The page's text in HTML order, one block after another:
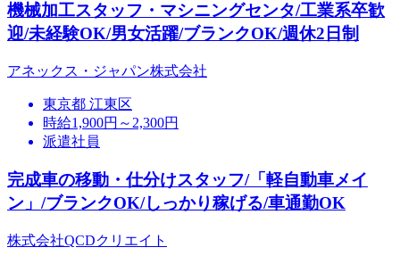
機械加工スタッフ・マシニングセンタ/工業系卒歓
迎/未経験OK/男女活躍/ブランクOK/週休2日制
アネックス・ジャパン株式会社
東京都 江東区
時給1,900円～2,300円
派遣社員
完成車の移動・仕分けスタッフ/「軽自動車メイ
ン」/ブランクOK/しっかり稼げる/車通勤OK
株式会社QCDクリエイト